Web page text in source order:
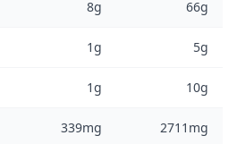
8g 66g
1g 5g
1g 10g
339mg 2711mg